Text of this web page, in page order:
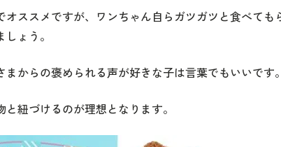
ススメですが、ワンちゃん自らガツガツと食べても
ょう。
からの褒められる声が好きな子は言葉でもいいです。
紐づけるのが理想となります。